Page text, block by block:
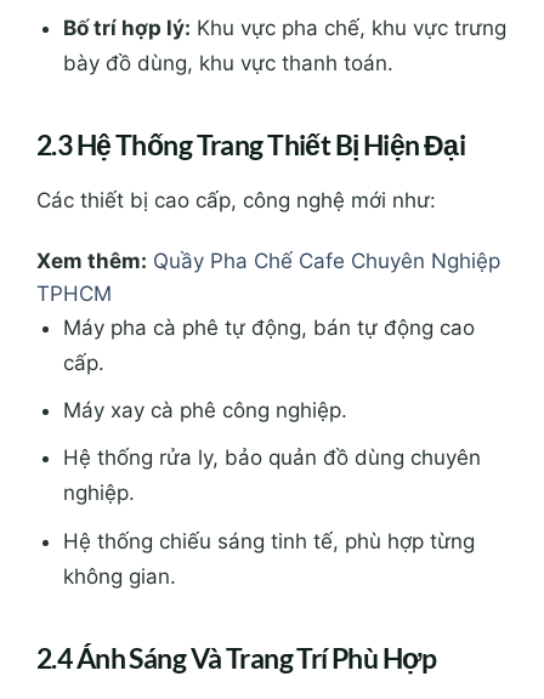
Bố trí hợp lý: Khu vực pha chế, khu vực trưng
bày đồ dùng, khu vực thanh toán.
2.3 Hệ Thống Trang Thiết Bị Hiện Đại
Các thiết bị cao cấp, công nghệ mới như:
Xem thêm: Quầy Pha Chế Cafe Chuyên Nghiệp
TPHCM
Máy pha cà phê tự động, bán tự động cao
cấp.
Máy xay cà phê công nghiệp.
Hệ thống rửa ly, bảo quản đồ dùng chuyên
nghiệp.
Hệ thống chiếu sáng tinh tế, phù hợp từng
không gian.
2.4 Ánh Sáng Và Trang Trí Phù Hợp